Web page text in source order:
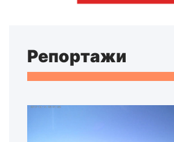
Репортажи